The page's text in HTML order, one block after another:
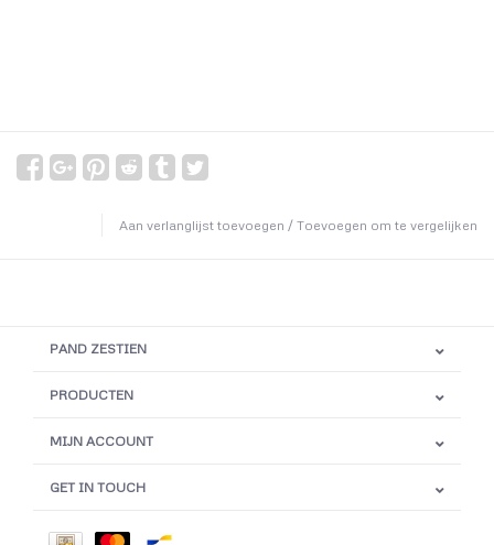
Aan verlanglijst toevoegen / Toevoegen om te vergelijken
PAND ZESTIEN
PRODUCTEN
MIJN ACCOUNT
GET IN TOUCH